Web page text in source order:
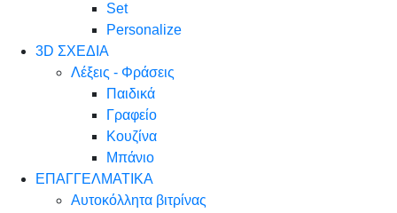
Set
Personalize
3D ΣΧΕΔΙΑ
Λέξεις - Φράσεις
Παιδικά
Γραφείο
Κουζίνα
Μπάνιο
ΕΠΑΓΓΕΛΜΑΤΙΚΑ
Αυτοκόλλητα βιτρίνας